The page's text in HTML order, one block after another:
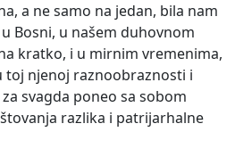
a ne samo na jedan, bila nam
Bosni, u našem duhovnom
kratko, i u mirnim vremenima,
toj njenoj raznoobraznosti i
svagda poneo sa sobom
razlika i patrijarhalne